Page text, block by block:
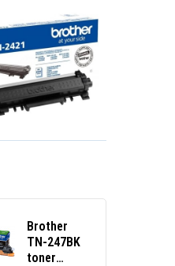
Brother
TN-247BK
toner